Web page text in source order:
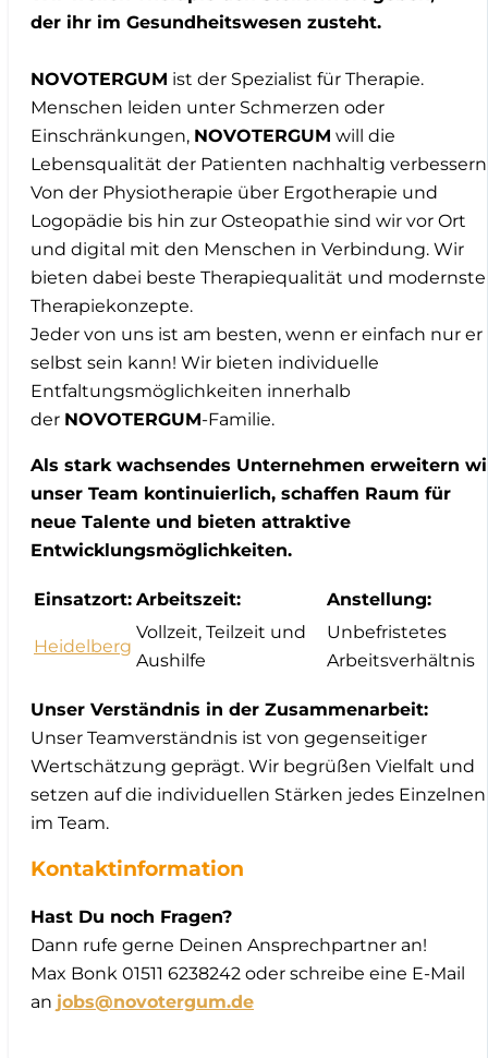
der ihr im Gesundheitswesen zusteht.
NOVOTERGUM ist der Spezialist für Therapie.
Menschen leiden unter Schmerzen oder
Einschränkungen, NOVOTERGUM will die
Lebensqualität der Patienten nachhaltig
Von der Physiotherapie über Ergotherapie und
Logopädie bis hin zur Osteopathie sind wir vor Ort
und digital mit den Menschen in Verbindung. Wir
bieten dabei beste Therapiequalität und modernste
Therapiekonzepte.
Jeder von uns ist am besten, wenn er einfach nur er
selbst sein kann! Wir bieten individuelle
Entfaltungsmöglichkeiten innerhalb
der NOVOTERGUM-Familie.
Als stark wachsendes Unternehmen erweitern
unser Team kontinuierlich, schaffen Raum für
neue Talente und bieten attraktive
Entwicklungsmöglichkeiten.
Einsatzort: Arbeitszeit: Anstellung:
Heidelberg
Vollzeit, Teilzeit und
Aushilfe
Unbefristetes
Arbeitsverhältnis
Unser Verständnis in der Zusammenarbeit:
Unser Teamverständnis ist von gegenseitiger
Wertschätzung geprägt. Wir begrüßen Vielfalt und
setzen auf die individuellen Stärken jedes Einzelnen
im Team.
Kontaktinformation
Hast Du noch Fragen?
Dann rufe gerne Deinen Ansprechpartner an!
Max Bonk 01511 6238242 oder schreibe eine E-Mail
an jobs@novotergum.de